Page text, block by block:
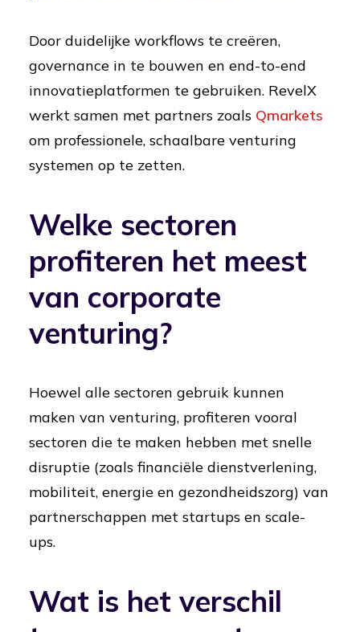
Door duidelijke workflows te creëren,
governance in te bouwen en end-to-end
innovatieplatformen te gebruiken. RevelX
werkt samen met partners zoals Qmarkets
om professionele, schaalbare venturing
systemen op te zetten.
Welke sectoren
profiteren het meest
van corporate
venturing?
Hoewel alle sectoren gebruik kunnen
maken van venturing, profiteren vooral
sectoren die te maken hebben met snelle
disruptie (zoals financiële dienstverlening,
mobiliteit, energie en gezondheidszorg) van
partnerschappen met startups en scale-
ups.
Wat is het verschil